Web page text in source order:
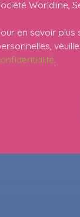
Worldline,
en savoir
.